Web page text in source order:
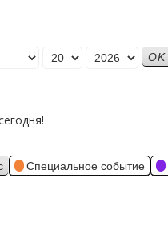
Специальное событие